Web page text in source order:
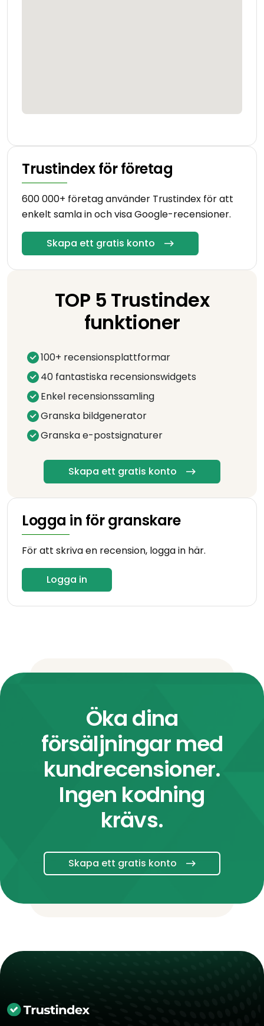
Trustindex för företag
600 000+ företag använder Trustindex för att
enkelt samla in och visa Google-recensioner.
Skapa ett gratis konto
TOP 5 Trustindex
funktioner
100+ recensionsplattformar
40 fantastiska recensionswidgets
Enkel recensionssamling
Granska bildgenerator
Granska e-postsignaturer
Skapa ett gratis konto
Logga in för granskare
För att skriva en recension, logga in här.
Logga in
Öka dina
försäljningar med
kundrecensioner.
Ingen kodning
krävs.
Skapa ett gratis konto